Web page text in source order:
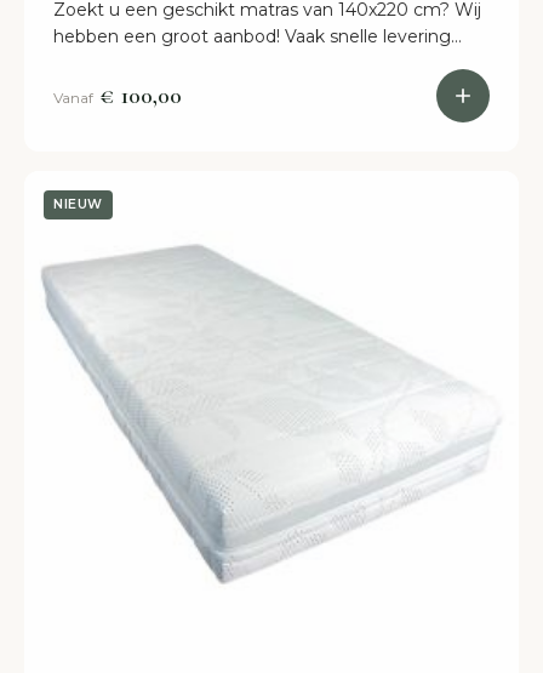
Zoekt u een geschikt matras van 140x220 cm? Wij
hebben een groot aanbod! Vaak snelle levering
Vanaf € 100,00
NIEUW